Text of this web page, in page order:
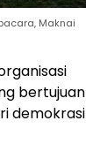
Maknai
bertujuan
demokrasi